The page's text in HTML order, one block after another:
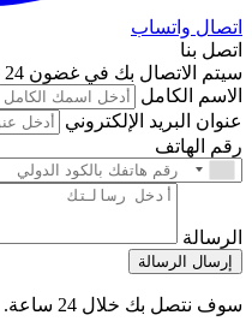
اتصال واتساب
اتصل بنا
سيتم الاتصال بك في غضون 24 ساعة.
الاسم الكامل
عنوان البريد الإلكتروني
رقم الهاتف
الرسالة
إرسال الرسالة
سوف نتصل بك خلال 24 ساعة.